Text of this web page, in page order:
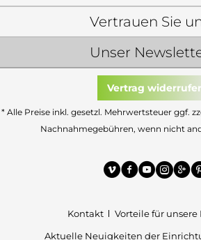
Unser
Vertrauen Sie
Vertrag
* Alle Preise inkl. gesetzl. Mehrwertsteuer ggf.
Nachnahmegebühren, wenn nicht
Kontakt
Vorteile für unsere
Aktuelle Neuigkeiten der